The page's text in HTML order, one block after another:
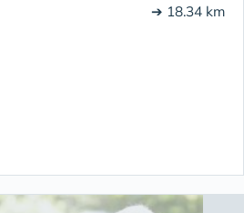
➔ 18.34 km